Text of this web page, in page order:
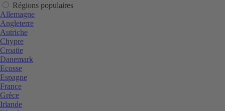
Régions populaires
Allemagne
Angleterre
Autriche
Chypre
Croatie
Danemark
Ecosse
Espagne
France
Grèce
Irlande